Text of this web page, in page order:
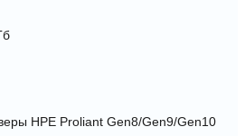
HPE Proliant Gen8/Gen9/Gen10